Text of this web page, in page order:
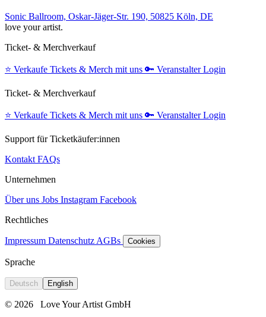
Sonic Ballroom, Oskar-Jäger-Str. 190, 50825 Köln, DE
love your artist.
Ticket- & Merchverkauf
⭐️ Verkaufe Tickets & Merch mit uns 🔑 Veranstalter Login
Ticket- & Merchverkauf
⭐️ Verkaufe Tickets & Merch mit uns 🔑 Veranstalter Login
Support für Ticketkäufer:innen
Kontakt FAQs
Unternehmen
Über uns Jobs Instagram Facebook
Rechtliches
Impressum Datenschutz AGBs Cookies
Sprache
Deutsch English
© 2026 Love Your Artist GmbH